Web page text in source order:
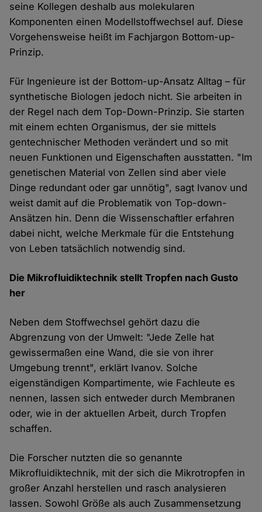
seine Kollegen deshalb aus molekularen
Komponenten einen Modellstoffwechsel auf. Diese
Vorgehensweise heißt im Fachjargon Bottom-up-
Prinzip.
Für Ingenieure ist der Bottom-up-Ansatz Alltag – für
synthetische Biologen jedoch nicht. Sie arbeiten in
der Regel nach dem Top-Down-Prinzip. Sie starten
mit einem echten Organismus, der sie mittels
gentechnischer Methoden verändert und so mit
neuen Funktionen und Eigenschaften ausstatten. "Im
genetischen Material von Zellen sind aber viele
Dinge redundant oder gar unnötig", sagt Ivanov und
weist damit auf die Problematik von Top-down-
Ansätzen hin. Denn die Wissenschaftler erfahren
dabei nicht, welche Merkmale für die Entstehung
von Leben tatsächlich notwendig sind.
Die Mikrofluidiktechnik stellt Tropfen nach Gusto
her
Neben dem Stoffwechsel gehört dazu die
Abgrenzung von der Umwelt: "Jede Zelle hat
gewissermaßen eine Wand, die sie von ihrer
Umgebung trennt", erklärt Ivanov. Solche
eigenständigen Kompartimente, wie Fachleute es
nennen, lassen sich entweder durch Membranen
oder, wie in der aktuellen Arbeit, durch Tropfen
schaffen.
Die Forscher nutzten die so genannte
Mikrofluidiktechnik, mit der sich die Mikrotropfen in
großer Anzahl herstellen und rasch analysieren
lassen. Sowohl Größe als auch Zusammensetzung